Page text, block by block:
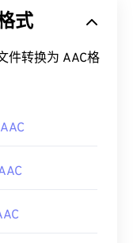
VLC 媒体播放
且非常可靠。
Media
Manager
件的最佳选择。
组
、YouTube
、
，因为它能够更
压缩音频类似的
播放器
多其他程序和
式
件转换为 AAC格